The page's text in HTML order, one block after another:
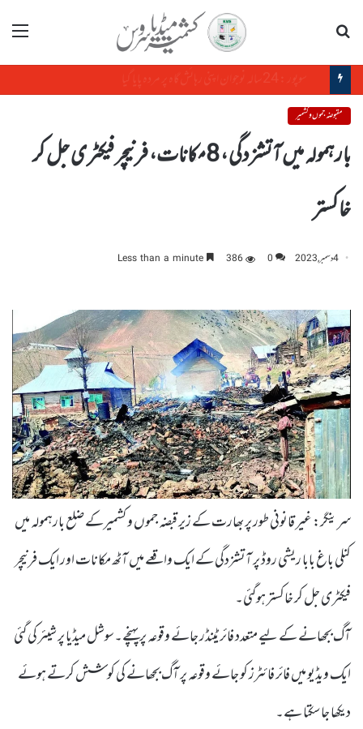
مینو
مقبوضہ جموں و کشمیر
بارہمولہ میں آتشزدگی ، 8مکانات، فرنیچر فیکٹری جل کر
خاکستر
4 دسمبر, 2023 0
386
سرینگر: غیر قانونی طور پر بھارت کے زیر قبضہ جموں و کشمیرکے ضلع بارہمولہ میں
کنلی باغ بابا ریشی روڈ پر آتشزدگی کے ایک واقعے میں آٹھ مکانات اور ایک فرنیچر
فیکٹری جل کر خاکستر ہوگئی۔
آگ بجھانے کے لیے متعدد فائر ٹینڈر جائے وقوعہ پر پہنچے۔سوشل میڈیا پر شیئر کی گئی
ایک ویڈیو میں فائر فائٹرز کو جائے وقوعہ پر آگ بجھانے کی کوشش کرتے ہوئے
دیکھا جاسکتا ہے۔